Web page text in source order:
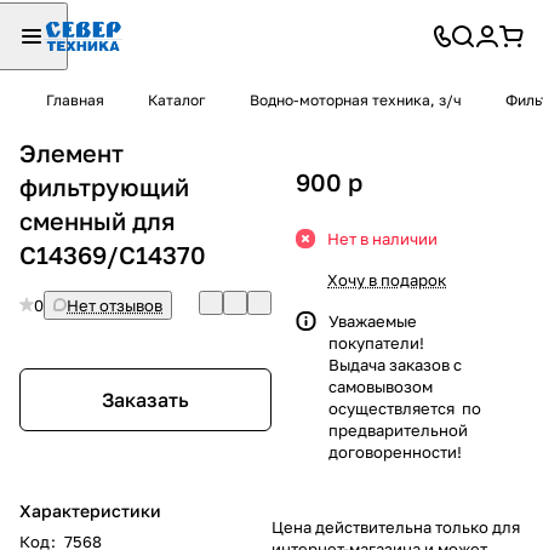
Главная Каталог Водно-моторная техника, з/ч
Элемент
фильтрующий
сменный для
C14369/C14370
0 Нет отзывов
Заказать
Характеристики
Код: 7568
900 p
Нет в наличии
Хочу в подарок
Уважаемые
покупатели!
Выдача заказов с
самовывозом
осуществляется по
предварительной
договоренности!
Цена действительна только для